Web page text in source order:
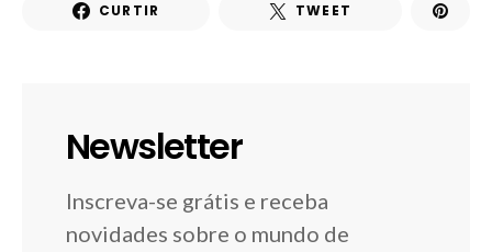
CURTIR TWEET
Newsletter
Inscreva-se grátis e receba
novidades sobre o mundo de